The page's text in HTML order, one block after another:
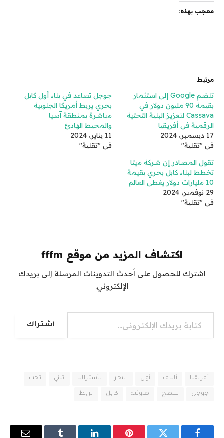
معجب بهذه:
مرتبط
تنضم Google إلى استثمار
بقيمة 90 مليون دولار في
Cassava لتعزيز البنية التحتية
الرقمية في أفريقيا
17 ديسمبر، 2024
في "تقنية"
جوجل تساعد في بناء أول كابل
بحري يربط أمريكا الجنوبية
مباشرة بمنطقة آسيا
والمحيط الهادئ
11 يناير، 2024
في "تقنية"
تقول المصادر إن شركة ميتا
تخطط لبناء كابل بحري بقيمة
10 مليارات دولار يغطي العالم
29 نوفمبر، 2024
في "تقنية"
اكتشاف المزيد من موقع fffm
اشترك للحصول على أحدث التدوينات المرسلة إلى بريدك
الإلكتروني.
كتابة بريدك الإلكتروني...
اشتراك
أفريقيا ألياف أول البحر بأستراليا تبني تحت
جوجل سطح ضوئية كابل يربط